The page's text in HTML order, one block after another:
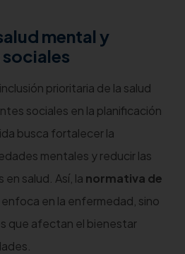
mental y
prioritaria de la salud
sociales en la planificación
busca fortalecer la
mentales y reducir las
salud. Así, la normativa de
en la enfermedad, sino
que afectan el bienestar